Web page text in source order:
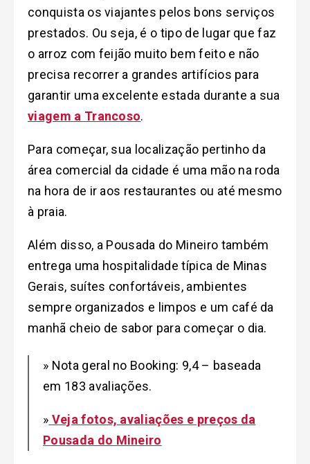
conquista os viajantes pelos bons serviços
prestados. Ou seja, é o tipo de lugar que faz
o arroz com feijão muito bem feito e não
precisa recorrer a grandes artifícios para
garantir uma excelente estada durante a sua
viagem a Trancoso.
Para começar, sua localização pertinho da
área comercial da cidade é uma mão na roda
na hora de ir aos restaurantes ou até mesmo
à praia.
Além disso, a Pousada do Mineiro também
entrega uma hospitalidade típica de Minas
Gerais, suítes confortáveis, ambientes
sempre organizados e limpos e um café da
manhã cheio de sabor para começar o dia.
» Nota geral no Booking: 9,4 – baseada
em 183 avaliações.
» Veja fotos, avaliações e preços da
Pousada do Mineiro